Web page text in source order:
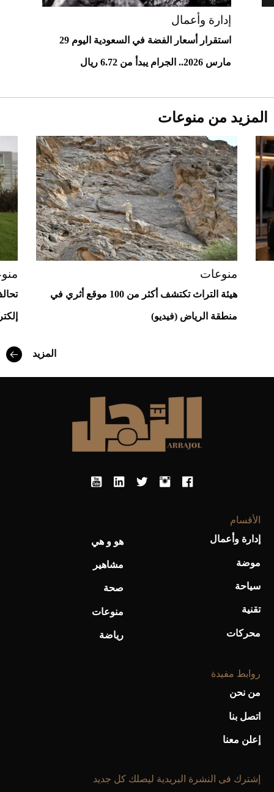
أغلى 10 عطور في العالم للرجال تمنحك فخامة
استثنائية
Aston Martin Valiant: على هوى الأبطال
أحذية Mary Jane: ترف وأناقة للرجال
إدارة وأعمال
استقرار أسعار الفضة في السعودية اليوم 29
مارس 2026.. الجرام يبدأ من 6.72 ريال
المزيد من منوعات
منوعات
هيئة التراث تكتشف أكثر من 100 موقع أثري في
منطقة الرياض (فيديو)
المزيد
الأقسام
إدارة وأعمال
موضة
سياحة
تقنية
محركات
هو و هي
مشاهير
صحة
منوعات
رياضة
روابط مفيدة
من نحن
اتصل بنا
إعلن معنا
إشترك فى النشرة البريدية ليصلك كل جديد